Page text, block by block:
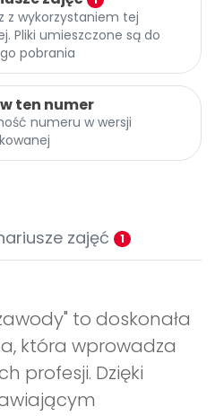
z wykorzystaniem tej
Pliki umieszczone są do
pobrania
ten numer
numeru w wersji
zajęć 1
to doskonała
która wprowadza
profesji. Dzięki